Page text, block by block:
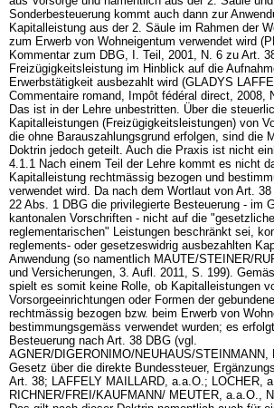
Sonderbesteuerung kommt auch dann zur
Kapitalleistung aus der 2. Säule im Rahmen der
zum Erwerb von Wohneigentum verwendet wird
Kommentar zum DBG, I. Teil, 2001, N. 6 zu Art.
Freizügigkeitsleistung im Hinblick auf die
Erwerbstätigkeit ausbezahlt wird (GLADYS
Commentaire romand, Impôt fédéral direct, 2008,
Das ist in der Lehre unbestritten. Über die
Kapitalleistungen (Freizügigkeitsleistungen) von
die ohne Barauszahlungsgrund erfolgen, sind die
Doktrin jedoch geteilt. Auch die Praxis ist nicht
4.1.1 Nach einem Teil der Lehre kommt es nicht
Kapitalleistung rechtmässig bezogen und
verwendet wird. Da nach dem Wortlaut von Art.
22 Abs. 1 DBG die privilegierte Besteuerung - im
kantonalen Vorschriften - nicht auf die
reglementarischen" Leistungen beschränkt sei,
reglements- oder gesetzeswidrig ausbezahlten
Anwendung (so namentlich MAUTE/STEINER/
und Versicherungen, 3. Aufl. 2011, S. 199).
spielt es somit keine Rolle, ob Kapitalleistungen
Vorsorgeeinrichtungen oder Formen der
rechtmässig bezogen bzw. beim Erwerb von
bestimmungsgemäss verwendet wurden; es
Besteuerung nach Art. 38 DBG (vgl.
AGNER/DIGERONIMO/NEUHAUS/STEINMANN,
Gesetz über die direkte Bundessteuer,
Art. 38; LAFFELY MAILLARD, a.a.O.; LOCHER,
RICHNER/FREI/KAUFMANN/ MEUTER, a.a.O.,